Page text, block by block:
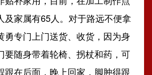
及家属有65人。对于路远不便拿
勇专门上门送货、收货，因为身
要随身带着轮椅、拐杖和药，可
跟在后面，晚上回家，脚肿得跟